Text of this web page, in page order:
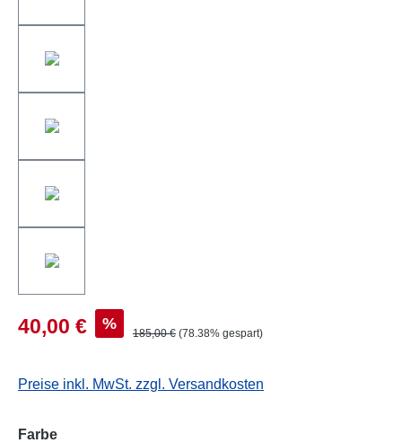
40,00 € %
185,00 € (78.38% gespart)
Preise inkl. MwSt. zzgl. Versandkosten
Farbeauswählen